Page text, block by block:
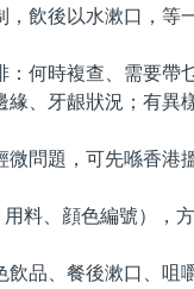
後以水漱口，等一
時複查、需要帶乜
、牙龈狀況；有異
問題，可先喺香港
、顔色編號），方
品、餐後漱口、咀嚼